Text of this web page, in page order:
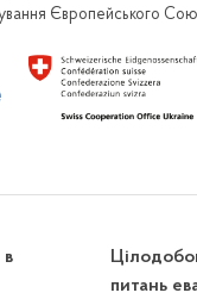
Європейського
в
питань